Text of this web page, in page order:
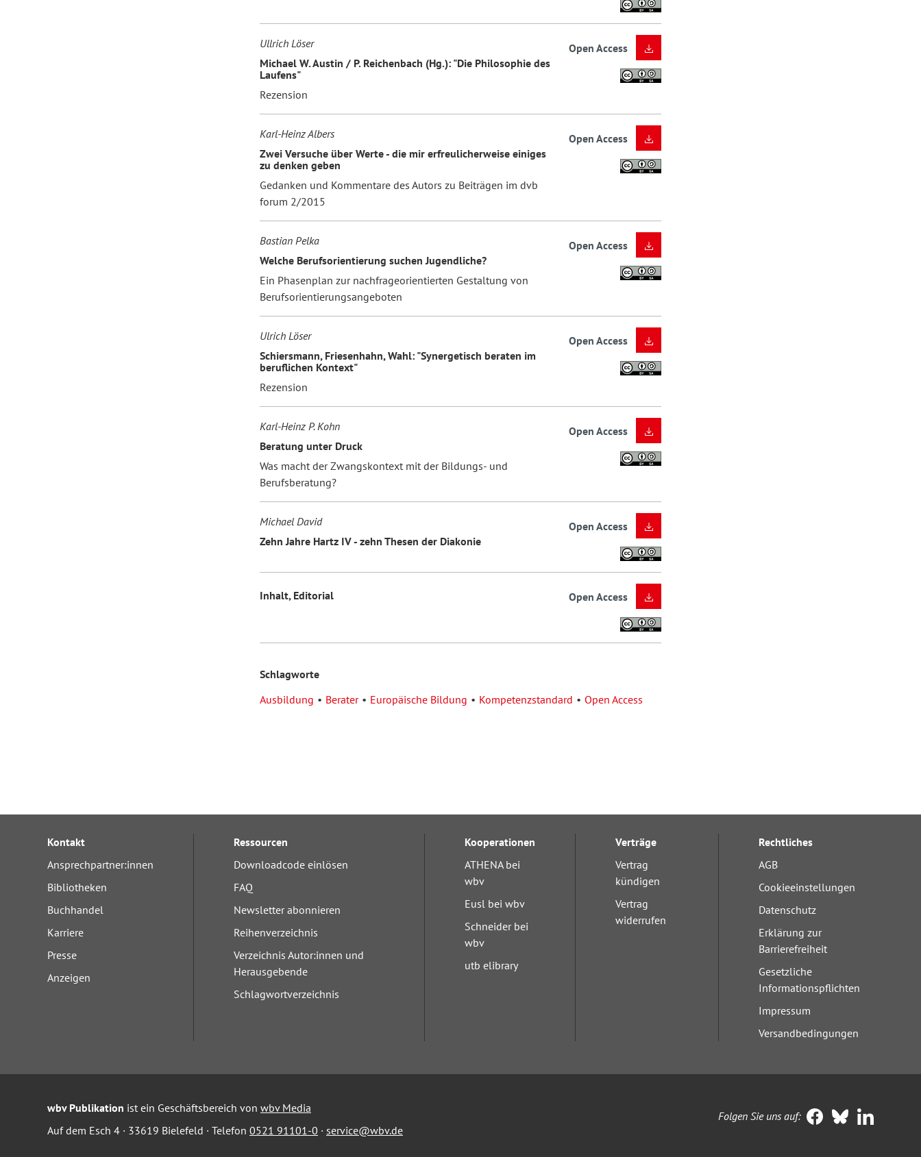
Ullrich Löser
Michael W. Austin / P. Reichenbach (Hg.): "Die Philosophie des
Laufens"
Rezension
Open Access
Karl-Heinz Albers
Zwei Versuche über Werte - die mir erfreulicherweise einiges
zu denken geben
Gedanken und Kommentare des Autors zu Beiträgen im dvb
forum 2/2015
Open Access
Bastian Pelka
Welche Berufsorientierung suchen Jugendliche?
Ein Phasenplan zur nachfrageorientierten Gestaltung von
Berufsorientierungsangeboten
Open Access
Ulrich Löser
Schiersmann, Friesenhahn, Wahl: "Synergetisch beraten im
beruflichen Kontext"
Rezension
Open Access
Karl-Heinz P. Kohn
Beratung unter Druck
Was macht der Zwangskontext mit der Bildungs- und
Berufsberatung?
Open Access
Michael David
Zehn Jahre Hartz IV - zehn Thesen der Diakonie
Open Access
Inhalt, Editorial Open Access
Schlagworte
Ausbildung
Berater Europäische Bildung Kompetenzstandard Open Access
Kontakt
Ansprechpartner:innen
Bibliotheken
Buchhandel
Karriere
Presse
Anzeigen
Ressourcen
Downloadcode einlösen
FAQ
Newsletter abonnieren
Reihenverzeichnis
Verzeichnis Autor:innen und
Herausgebende
Schlagwortverzeichnis
Kooperationen
ATHENA bei
wbv
Eusl bei wbv
Schneider bei
wbv
utb elibrary
Verträge
Vertrag
kündigen
Vertrag
widerrufen
Rechtliches
AGB
Cookieeinstellungen
Datenschutz
Erklärung zur
Barrierefreiheit
Gesetzliche
Informationspflichten
Impressum
Versandbedingungen
wbv Publikation ist ein Geschäftsbereich von wbv Media
Auf dem Esch 4 · 33619 Bielefeld · Telefon 0521 91101-0 · service@wbv.de
Folgen Sie uns auf: